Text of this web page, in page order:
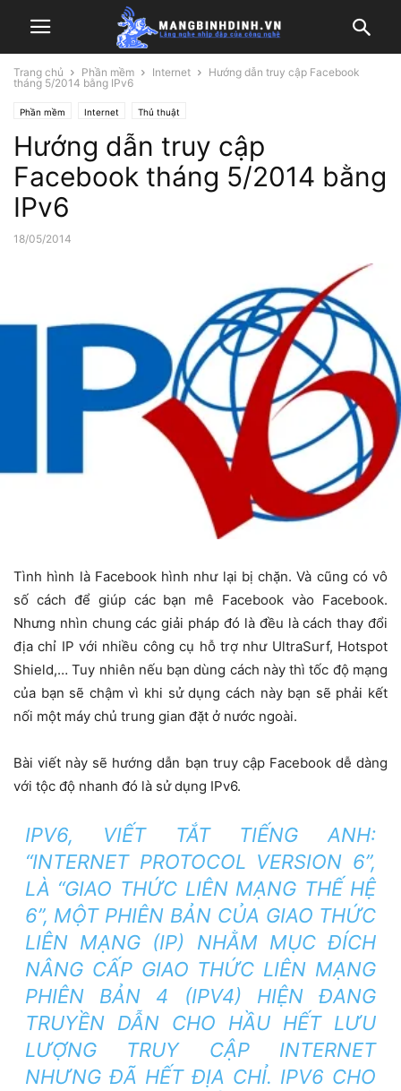
Trang chủ Phần mềm Internet
Hướng dẫn truy cập Facebook
tháng 5/2014 bằng IPv6
Phần mềm Internet Thủ thuật
Hướng dẫn truy cập
Facebook tháng 5/2014 bằng
IPv6
18/05/2014
Tình hình là Facebook hình như lại bị chặn. Và cũng có vô
số cách để giúp các bạn mê Facebook vào Facebook.
Nhưng nhìn chung các giải pháp đó là đều là cách thay đổi
địa chỉ IP với nhiều công cụ hỗ trợ như UltraSurf, Hotspot
Shield,… Tuy nhiên nếu bạn dùng cách này thì tốc độ mạng
của bạn sẽ chậm vì khi sử dụng cách này bạn sẽ phải kết
nối một máy chủ trung gian đặt ở nước ngoài.
Bài viết này sẽ hướng dẫn bạn truy cập Facebook dễ dàng
với tộc độ nhanh đó là sử dụng IPv6.
IPV6, VIẾT TẮT TIẾNG ANH:
“INTERNET PROTOCOL VERSION 6”,
LÀ “GIAO THỨC LIÊN MẠNG THẾ HỆ
6”, MỘT PHIÊN BẢN CỦA GIAO THỨC
LIÊN MẠNG (IP) NHẰM MỤC ĐÍCH
NÂNG CẤP GIAO THỨC LIÊN MẠNG
PHIÊN BẢN 4 (IPV4) HIỆN ĐANG
TRUYỀN DẪN CHO HẦU HẾT LƯU
LƯỢNG TRUY CẬP INTERNET
NHƯNG ĐÃ HẾT ĐỊA CHỈ. IPV6 CHO